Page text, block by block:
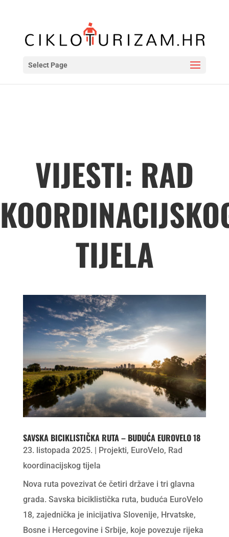
Select Page
VIJESTI: RAD
TIJELA
SAVSKA BICIKLISTIČKA RUTA – BUDUĆA EUROVELO 18
23. listopada 2025. | Projekti, EuroVelo, Rad
koordinacijskog tijela
Nova ruta povezivat će četiri države i tri glavna
grada. Savska biciklistička ruta, buduća EuroVelo
18, zajednička je inicijativa Slovenije, Hrvatske,
Bosne i Hercegovine i Srbije, koje povezuje rijeka